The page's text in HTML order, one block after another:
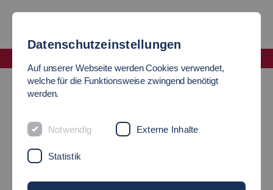
Sekretariat Soziale Arbeit, Bildung und Pflege
SEKRETARIAT DER
FAKULTÄT SOZIALE ARBEIT,
BILDUNG UND PFLEGE
Datenschutzeinstellungen
Auf unserer Webseite werden Cookies verwendet,
welche für die Funktionsweise zwingend benötigt
werden.
Notwendig Externe Inhalte
Statistik